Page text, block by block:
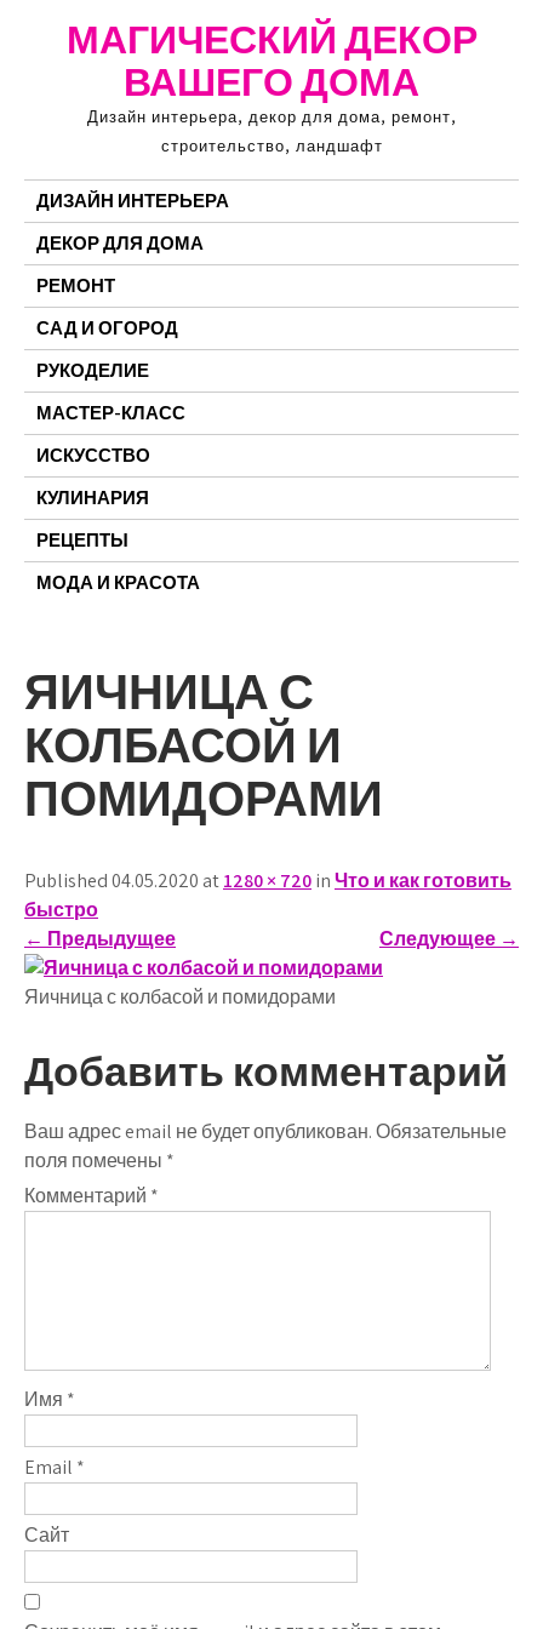
МАГИЧЕСКИЙ ДЕКОР
ВАШЕГО ДОМА
Дизайн интерьера, декор для дома, ремонт,
строительство, ландшафт
ДИЗАЙН ИНТЕРЬЕРА
ДЕКОР ДЛЯ ДОМА
РЕМОНТ
САД И ОГОРОД
РУКОДЕЛИЕ
МАСТЕР-КЛАСС
ИСКУССТВО
КУЛИНАРИЯ
РЕЦЕПТЫ
МОДА И КРАСОТА
ЯИЧНИЦА С
КОЛБАСОЙ И
ПОМИДОРАМИ
Published 04.05.2020 at1280 × 720inЧто и как готовить
быстро
← Предыдущее Следующее →
Яичница с колбасой и помидорами
Добавить комментарий
Ваш адрес email не будет опубликован.Обязательные
поля помечены *
Комментарий *
Имя *
Email *
Сайт